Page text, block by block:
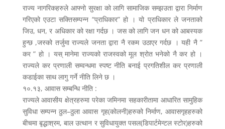
राज्य नागरिकहरुले आफ्नो सुरक्षा को लागि सामाजिक सम्झउता द्वारा निर्माण
गरिएको एउटा सक्तिसम्पन्न “प्राधिकार” हो । यो प्राधिकार ले जनताको
जिउ, धन, र अधिकार को रक्षा गर्दछ । जस को लागि जन धन को आबस्यक
हुन्छ ,जस्को तर्जुमा राज्यले जनता द्वारा नै रकम उठाएर गर्दछ । यही नै ”
कर ” हो । यस् मानेमा राज्यको राजस्वको मूल श्रोत भनेको नै कर हो ।
राज्यले कर प्रणाली सम्वन्धमा स्पष्ट नीति बनाई प्रगतिशील कर प्रणाली
कडाईका साथ लागु गर्ने नीति लिने छ ।
१०.१३, आवास सम्बन्धि नीति :
राज्यले आवासीय क्षेत्रहरुमा परेका जमिनमा सहकारीतामा आधारित सामुहिक
सुविधा सम्पन्न ठुल–ठुला आवास गृह(कोलनी)हरुको निर्माण, आवासगृहहरुको
बीचमा बृद्धाश्रम, बाल उत्थान र सुविधायुक्त पसल(डिपार्टमेन्टल स्टोर)हरुको